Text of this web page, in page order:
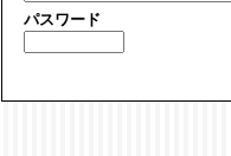
パスワード